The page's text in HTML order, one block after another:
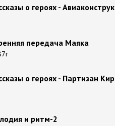
о героях -
передача Маяка
о героях - Партизан
и ритм-2